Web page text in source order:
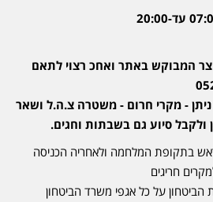
המבוקש באתר ואחכ רצוי לתאם
- מקרי חרום - משטרה צ.ה.ל ושאר
ולקבל סיוע גם בשבתות וחגים.
בתקופת המלחמה ולאחריה הכניסה
חריגים
הביטחון על כל אגפי משרד הביטחון